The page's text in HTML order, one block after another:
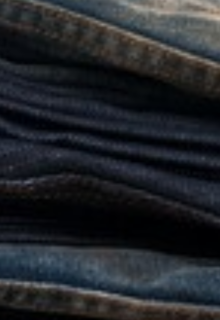
分类目录
专题